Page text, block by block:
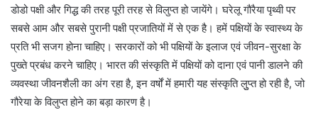
डोडो पक्षी और गिद्ध की तरह पूरी तरह से विलुप्त हो जायेंगे। घरेलू गौरैया पृथ्वी पर
सबसे आम और सबसे पुरानी पक्षी प्रजातियों में से एक है। हमें पक्षियों के स्वास्थ्य के
प्रति भी सजग होना चाहिए। सरकारों को भी पक्षियों के इलाज एवं जीवन-सुरक्षा के
पुख्ते प्रबंध करने चाहिए। भारत की संस्कृति में पक्षियों को दाना एवं पानी डालने की
व्यवस्था जीवनशैली का अंग रहा है, इन वर्षों में हमारी यह संस्कृति लुुप्त हो रही है, जो
गौरेया के विलुप्त होने का बड़ा कारण है।